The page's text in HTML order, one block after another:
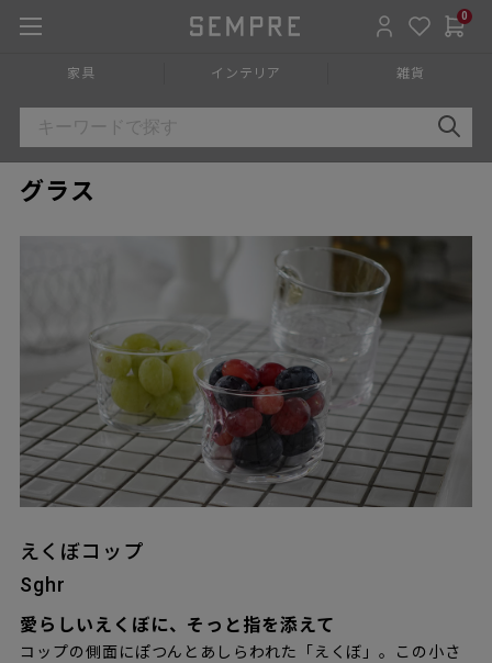
0
家具 インテリア 雑貨
グラス
えくぼコップ
Sghr
愛らしいえくぼに、そっと指を添えて
コップの側面にぽつんとあしらわれた「えくぼ」。この小さ